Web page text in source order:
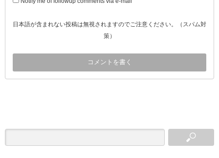
日本語が含まれない投稿は無視されますのでご注意ください。（スパム対
策）